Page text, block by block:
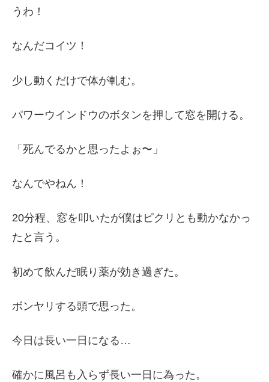
うわ！
なんだコイツ！
少し動くだけで体が軋む。
パワーウインドウのボタンを押して窓を開ける。
「死んでるかと思ったよぉ〜」
なんでやねん！
20分程、窓を叩いたが僕はピクリとも動かなかっ
たと言う。
初めて飲んだ眠り薬が効き過ぎた。
ボンヤリする頭で思った。
今日は長い一日になる…
確かに風呂も入らず長い一日に為った。